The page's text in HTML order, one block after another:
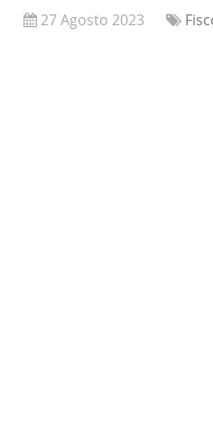
27 Agosto 2023